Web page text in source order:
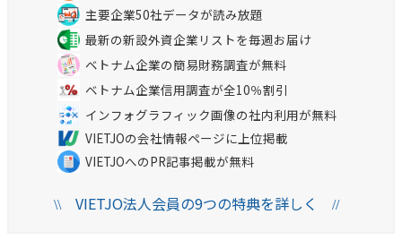
主要企業50社データが読み放題
最新の新設外資企業リストを毎週お届け
ベトナム企業の簡易財務調査が無料
ベトナム企業信用調査が全10％割引
インフォグラフィック画像の社内利用が無料
VIETJOの会社情報ページに上位掲載
VIETJOへのPR記事掲載が無料
\\VIETJO法人会員の9つの特典を詳しく //